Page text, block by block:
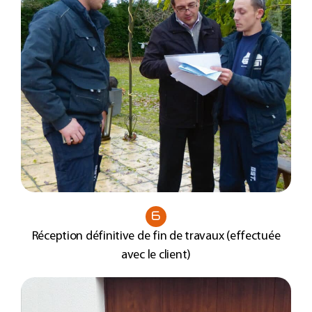
6
Réception définitive de fin de travaux (effectuée
avec le client)